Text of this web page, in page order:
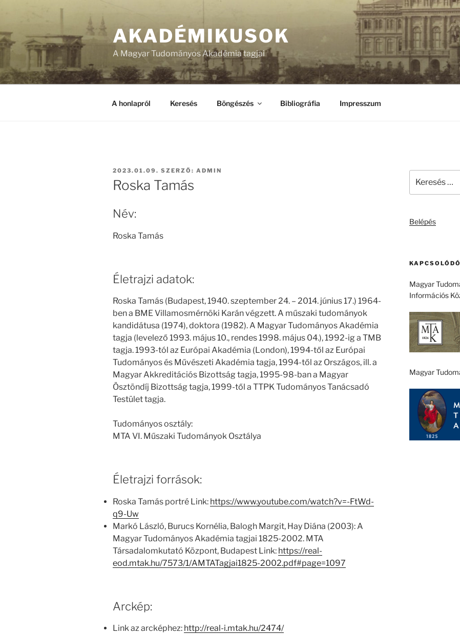
AKADÉMIKUSOK
A Magyar Tudományos Akadémia tagjai
A honlapról Keresés Böngészés Bibliográfia Impresszum
BEKÜLDVE:
2023.01.09. SZERZŐ: ADMIN
Roska Tamás
Név:
Roska Tamás
Életrajzi adatok:
Roska Tamás (Budapest, 1940. szeptember 24. – 2014. június 17.) 1964-
ben a BME Villamosmérnöki Karán végzett. A műszaki tudományok
kandidátusa (1974), doktora (1982). A Magyar Tudományos Akadémia
tagja (levelező 1993. május 10., rendes 1998. május 04.), 1992-ig a TMB
tagja. 1993-tól az Európai Akadémia (London), 1994-től az Európai
Tudományos és Művészeti Akadémia tagja, 1994-től az Országos, ill. a
Magyar Akkreditációs Bizottság tagja, 1995-98-ban a Magyar
Ösztöndíj Bizottság tagja, 1999-től a TTPK Tudományos Tanácsadó
Testület tagja.
Tudományos osztály:
MTA VI. Műszaki Tudományok Osztálya
Életrajzi források:
Roska Tamás portré Link: https://www.youtube.com/watch?v=-FtWd-
q9-Uw
Markó László, Burucs Kornélia, Balogh Margit, Hay Diána (2003): A
Magyar Tudományos Akadémia tagjai 1825-2002. MTA
Társadalomkutató Központ, Budapest Link: https://real-
eod.mtak.hu/7573/1/AMTATagjai1825-2002.pdf#page=1097
Arckép:
Link az arcképhez: http://real-i.mtak.hu/2474/
következő
Belépés
Magyar
Információs
Magyar